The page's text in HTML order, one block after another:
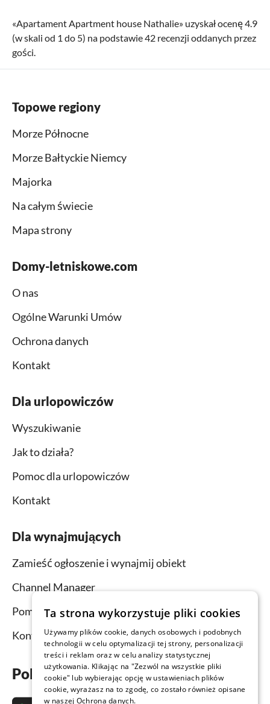
«Apartament Apartment house Nathalie» uzyskał ocenę4.9
(w skali od 1 do 5) na podstawie42 recenzji oddanych przez
gości.
Topowe regiony
Morze Północne
Morze Bałtyckie Niemcy
Majorka
Na całym świecie
Mapa strony
Domy-letniskowe.com
O nas
Ogólne Warunki Umów
Ochrona danych
Kontakt
Dla urlopowiczów
Wyszukiwanie
Jak to działa?
Pomoc dla urlopowiczów
Kontakt
Dla wynajmujących
Zamieść ogłoszenie i wynajmij obiekt
Channel Manager
Pomoc dla wynajmujących
Kontakt
Pobierz aplikację już teraz
Ta strona wykorzystuje pliki cookies
Używamy plików cookie, danych osobowych i podobnych
technologii w celu optymalizacji tej strony, personalizacji
treści i reklam oraz w celu analizy statystycznej
użytkowania. Klikając na "Zezwól na wszystkie pliki
cookie" lub wybierając opcję w ustawieniach plików
cookie, wyrażasz na to zgodę, co zostało również opisane
w naszej Ochrona danych.